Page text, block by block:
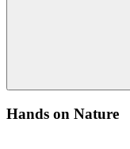
Hands on Nature